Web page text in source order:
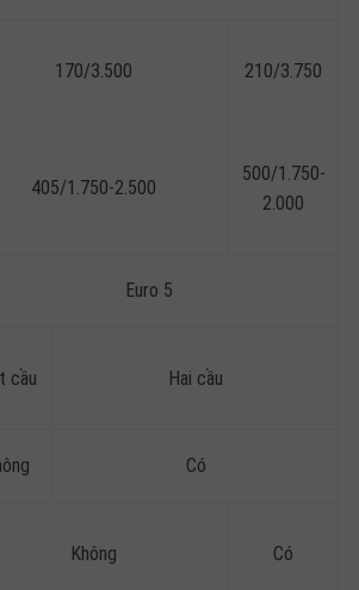
170/3.500 210/3.750
405/1.750-2.500
500/1.750-
2.000
Euro 5
cầu Hai cầu
Có
Không Có